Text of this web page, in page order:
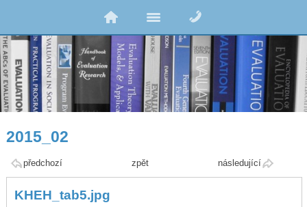
2015_02
předchozí následující
zpět
KHEH_tab5.jpg